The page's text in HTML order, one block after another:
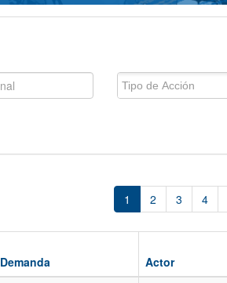
1 2 3 4
Demanda Actor